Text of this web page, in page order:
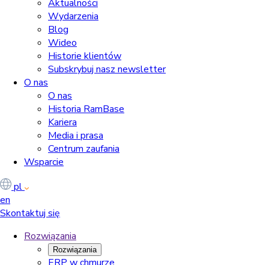
Aktualności
Wydarzenia
Blog
Wideo
Historie klientów
Subskrybuj nasz newsletter
O nas
O nas
Historia RamBase
Kariera
Media i prasa
Centrum zaufania
Wsparcie
pl
en
Skontaktuj się
Rozwiązania
Rozwiązania